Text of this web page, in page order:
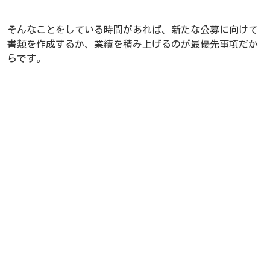
そんなことをしている時間があれば、新たな公募に向けて
書類を作成するか、業績を積み上げるのが最優先事項だか
らです。